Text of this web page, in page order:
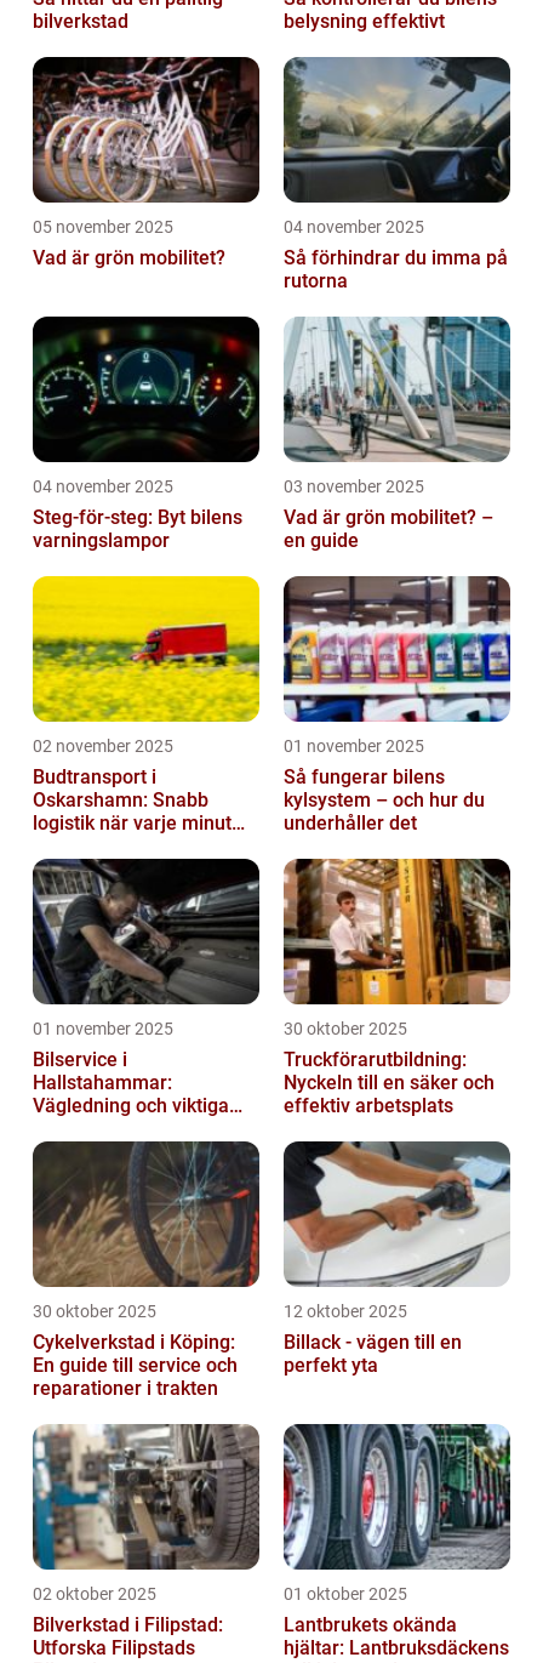
bilverkstad
belysning effektivt
05 november 2025
Vad är grön mobilitet?
04 november 2025
Så förhindrar du imma på
rutorna
04 november 2025
Steg-för-steg: Byt bilens
varningslampor
03 november 2025
Vad är grön mobilitet? –
en guide
02 november 2025
Budtransport i
Oskarshamn: Snabb
logistik när varje minut
01 november 2025
Så fungerar bilens
kylsystem – och hur du
underhåller det
01 november 2025
Bilservice i
Hallstahammar:
Vägledning och viktiga
30 oktober 2025
Truckförarutbildning:
Nyckeln till en säker och
effektiv arbetsplats
30 oktober 2025
Cykelverkstad i Köping:
En guide till service och
reparationer i trakten
12 oktober 2025
Billack - vägen till en
perfekt yta
02 oktober 2025
Bilverkstad i Filipstad:
Utforska Filipstads
01 oktober 2025
Lantbrukets okända
hjältar: Lantbruksdäckens